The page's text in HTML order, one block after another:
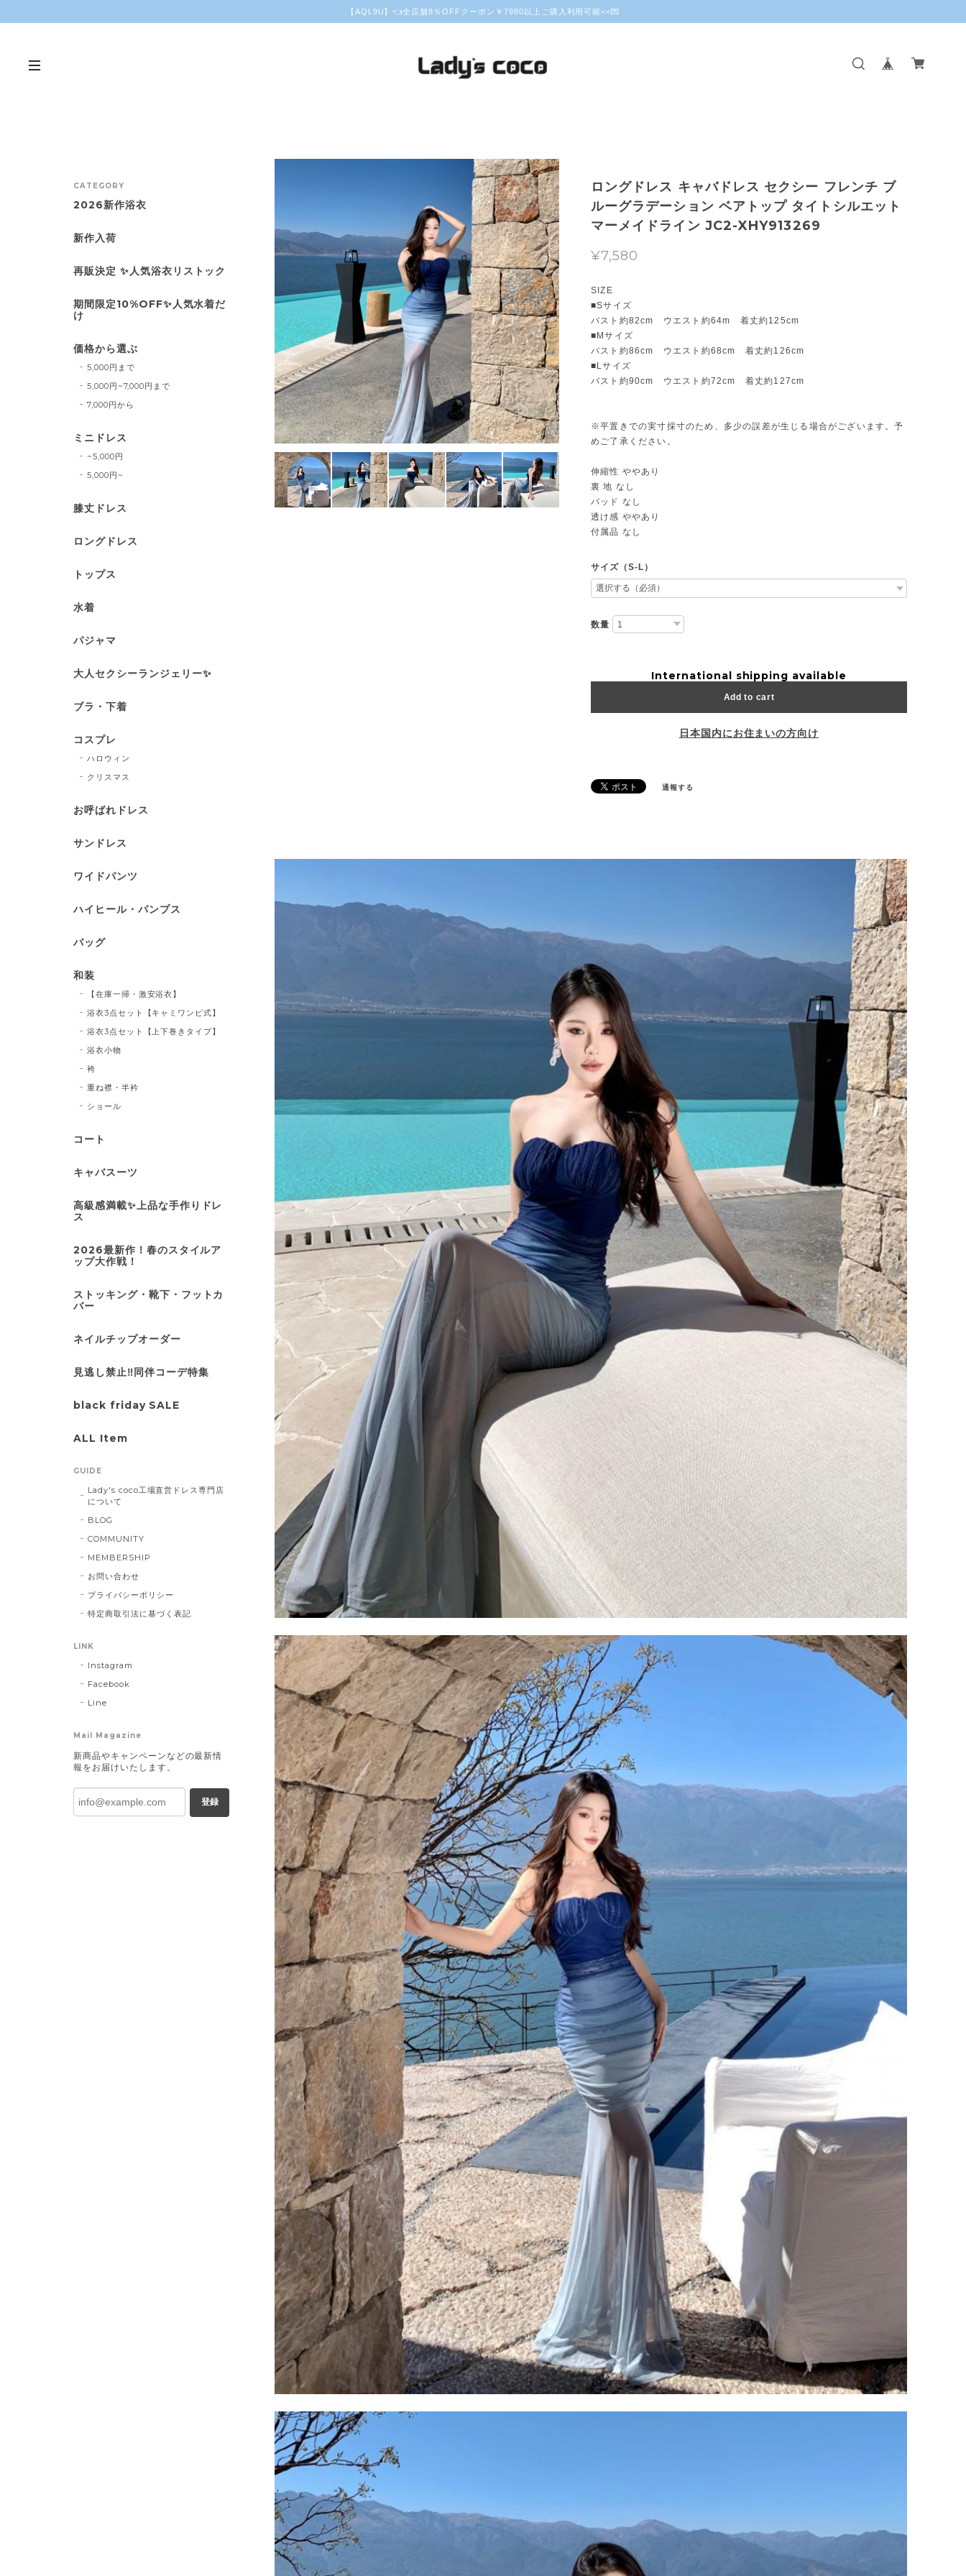
【AQL9U】👈全店舗8％OFFクーポン￥7980以上ご購入利用可能<<💌
ロングドレス キャバドレス セクシー フレンチ ブ
ルーグラデーション ベアトップ タイトシルエット
マーメイドライン JC2-XHY913269
¥7,580
SIZE
■Sサイズ
バスト約82cm ウエスト約64m 着丈約125cm
■Mサイズ
バスト約86cm ウエスト約68cm 着丈約126cm
■Lサイズ
バスト約90cm ウエスト約72cm 着丈約127cm
※平置きでの実寸採寸のため、多少の誤差が生じる場合がございます。予
めご了承ください。
伸縮性 ややあり
裏 地 なし
パッド なし
透け感 ややあり
付属品 なし
サイズ（S-L）
数量
International shipping available
Add to cart
日本国内にお住まいの方向け
通報する
CATEGORY
2026新作浴衣
新作入荷
再販決定 ✨人気浴衣リストック
期間限定10%OFF✨人気水着だ
け
価格から選ぶ
5,000円まで
5,000円~7,000円まで
7,000円から
ミニドレス
~5,000円
5,000円~
膝丈ドレス
ロングドレス
トップス
水着
パジャマ
大人セクシーランジェリー✨
ブラ・下着
コスプレ
ハロウィン
クリスマス
お呼ばれドレス
サンドレス
ワイドパンツ
ハイヒール・パンプス
バッグ
和装
【在庫一掃・激安浴衣】
浴衣3点セット【キャミワンピ式】
浴衣3点セット【上下巻きタイプ】
浴衣小物
袴
重ね襟・半衿
ショール
コート
キャバスーツ
高級感満載✨上品な手作りドレ
ス
2026最新作！春のスタイルア
ップ大作戦！
ストッキング・靴下・フットカ
バー
ネイルチップオーダー
見逃し禁止‼同伴コーデ特集
black friday SALE
ALL Item
GUIDE
Lady's coco工場直営ドレス専門店
について
BLOG
COMMUNITY
MEMBERSHIP
お問い合わせ
プライバシーポリシー
特定商取引法に基づく表記
LINK
Instagram
Facebook
Line
Mail Magazine
新商品やキャンペーンなどの最新情
報をお届けいたします。
登録